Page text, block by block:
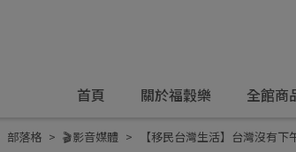
首頁 關於福穀樂 全館商
部落格 🎬影音媒體 【移民台灣生活】台灣沒有